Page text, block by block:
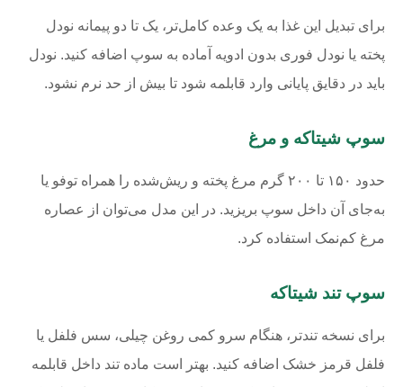
برای تبدیل این غذا به یک وعده کامل‌تر، یک تا دو پیمانه نودل
پخته یا نودل فوری بدون ادویه آماده به سوپ اضافه کنید. نودل
باید در دقایق پایانی وارد قابلمه شود تا بیش از حد نرم نشود.
سوپ شیتاکه و مرغ
حدود ۱۵۰ تا ۲۰۰ گرم مرغ پخته و ریش‌شده را همراه توفو یا
به‌جای آن داخل سوپ بریزید. در این مدل می‌توان از عصاره
مرغ کم‌نمک استفاده کرد.
سوپ تند شیتاکه
برای نسخه تندتر، هنگام سرو کمی روغن چیلی، سس فلفل یا
فلفل قرمز خشک اضافه کنید. بهتر است ماده تند داخل قابلمه